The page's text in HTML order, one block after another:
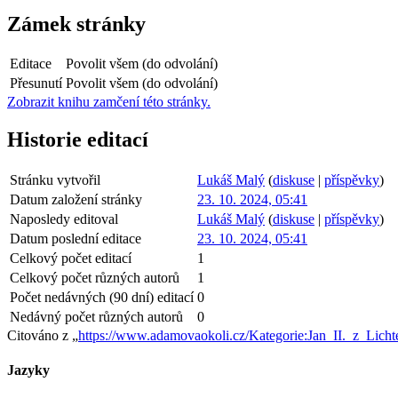
Zámek stránky
Editace
Povolit všem (do odvolání)
Přesunutí Povolit všem (do odvolání)
Zobrazit knihu zamčení této stránky.
Historie editací
Stránku vytvořil Lukáš Malý (diskuse | příspěvky)
Datum založení stránky
23. 10. 2024, 05:41
Naposledy editoval
Lukáš Malý (diskuse | příspěvky)
Datum poslední editace
23. 10. 2024, 05:41
Celkový počet editací
1
Celkový počet různých autorů
1
Počet nedávných (90 dní) editací 0
Nedávný počet různých autorů
0
Citováno z „https://www.adamovaokoli.cz/
Jazyky